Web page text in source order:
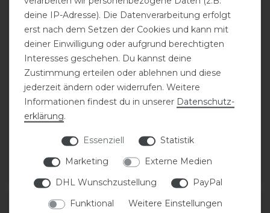
Eskadron Classic Sports
26 Cap Accessoires
Unisex
statt 19,95 €
Eskadron Classic Sports
26 Hybrid Jacket Jacke
Damen
statt 109,95 €
-20%
deine IP-Adresse). Die Datenverarbeitung erfolgt
erst nach dem Setzen der Cookies und kann mit
deiner Einwilligung oder aufgrund berechtigten
Interesses geschehen. Du kannst deine
Zustimmung erteilen oder ablehnen und diese
jederzeit ändern oder widerrufen. Weitere
Informationen findest du in unserer Daten­schutz­
erklärung.
Essenziell
Statistik
Marketing
Externe Medien
DHL Wunschzustellung
PayPal
Funktional
Weitere Einstellungen